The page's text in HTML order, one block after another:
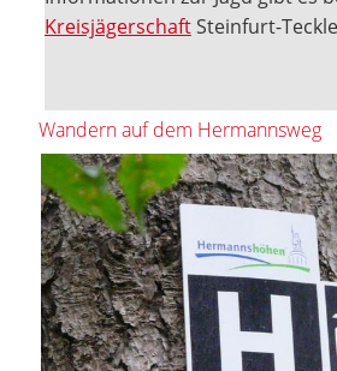
KreisjägerschaftSteinfurt-
Wandern auf dem Hermannsweg